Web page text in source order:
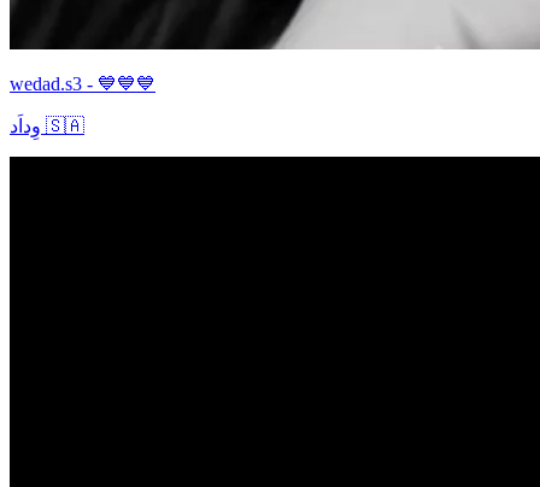
wedad.s3 - 💙💙💙
وِداَد 🇸🇦